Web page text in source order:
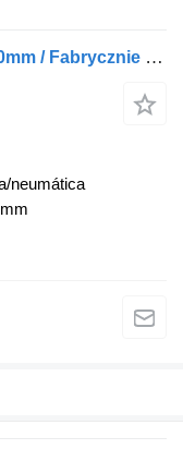
Janmil 28m³ aluminiowa podłoga 10mm / Fabrycznie nowa /GWARANCJA /
neumática